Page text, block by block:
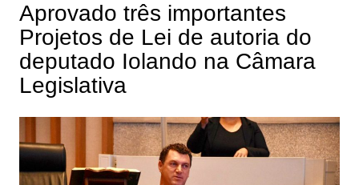
Aprovado três importantes
Projetos de Lei de autoria do
deputado Iolando na Câmara
Legislativa